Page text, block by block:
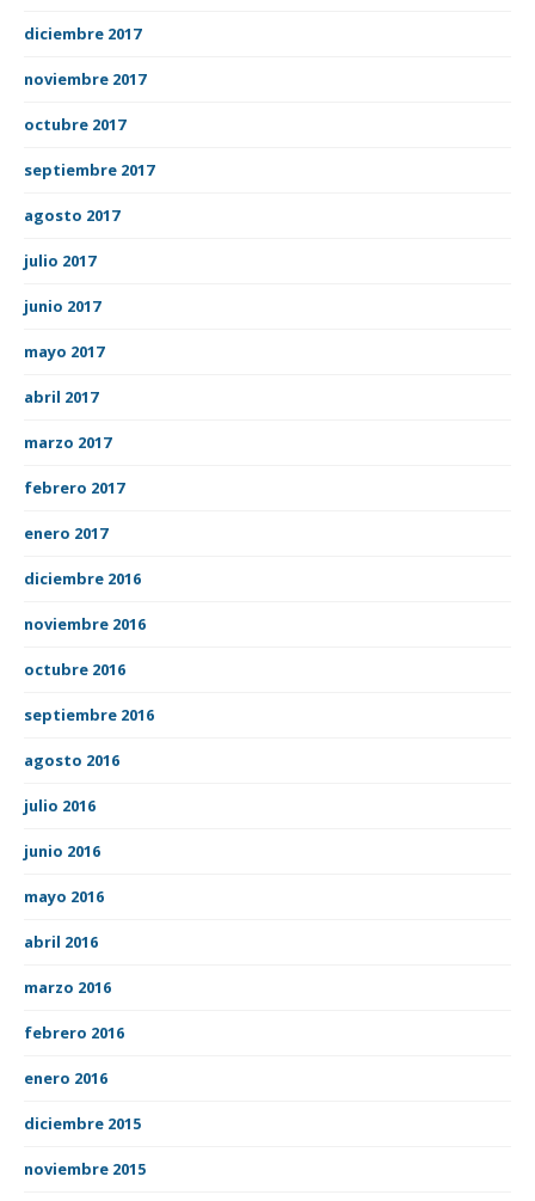
diciembre 2017
noviembre 2017
octubre 2017
septiembre 2017
agosto 2017
julio 2017
junio 2017
mayo 2017
abril 2017
marzo 2017
febrero 2017
enero 2017
diciembre 2016
noviembre 2016
octubre 2016
septiembre 2016
agosto 2016
julio 2016
junio 2016
mayo 2016
abril 2016
marzo 2016
febrero 2016
enero 2016
diciembre 2015
noviembre 2015